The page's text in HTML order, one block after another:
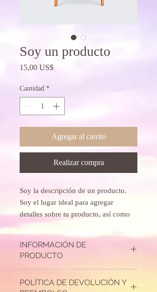
Soy un producto
15,00 US$Precio
Cantidad *
Agregar al carrito
Realizar compra
Soy la descripción de un producto.
Soy el lugar ideal para agregar
detalles sobre tu producto, así como
tamaño, materiales, instrucciones de
cuidado y de limpieza.
INFORMACIÓN DE
PRODUCTO
lugar ideal para agregar detalles sobre tu
POLÍTICA DE DEVOLUCIÓN Y